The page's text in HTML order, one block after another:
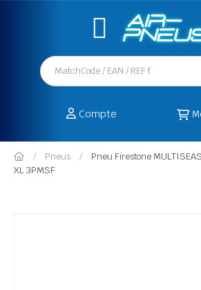
Compte
Pneus
Pneu Firestone
XL 3PMSF